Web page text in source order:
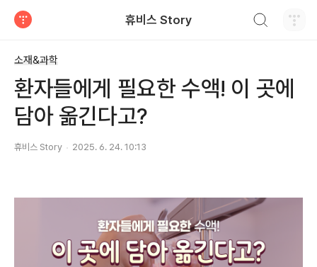
휴비스 Story
소재&과학
환자들에게 필요한 수액! 이 곳에
담아 옮긴다고?
휴비스 Story 2025. 6. 24. 10:13